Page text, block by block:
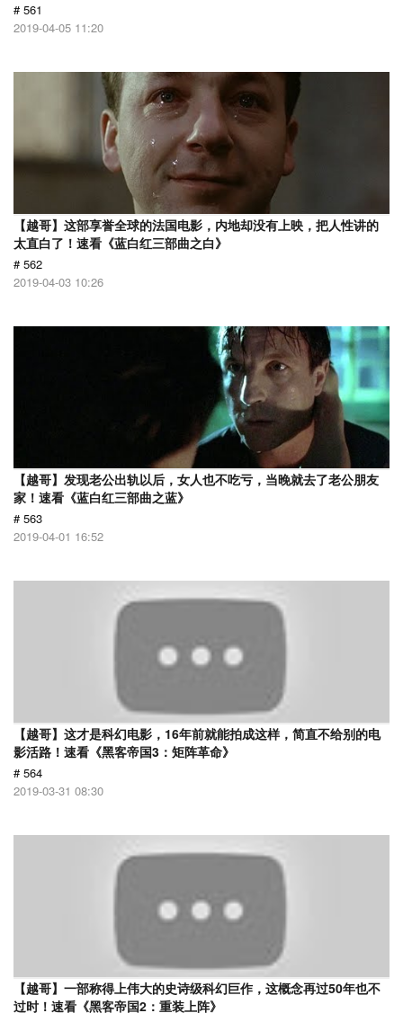
# 561
2019-04-05 11:20
【越哥】这部享誉全球的法国电影，内地却没有上映，把人性讲的
太直白了！速看《蓝白红三部曲之白》
# 562
2019-04-03 10:26
【越哥】发现老公出轨以后，女人也不吃亏，当晚就去了老公朋友
家！速看《蓝白红三部曲之蓝》
# 563
2019-04-01 16:52
【越哥】这才是科幻电影，16年前就能拍成这样，简直不给别的电
影活路！速看《黑客帝国3：矩阵革命》
# 564
2019-03-31 08:30
【越哥】一部称得上伟大的史诗级科幻巨作，这概念再过50年也不
过时！速看《黑客帝国2：重装上阵》